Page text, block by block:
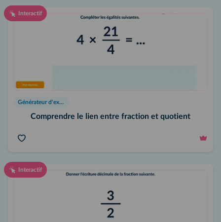
Interactif
Générateur d'exercices
Comprendre le lien entre fraction et quotient
Interactif